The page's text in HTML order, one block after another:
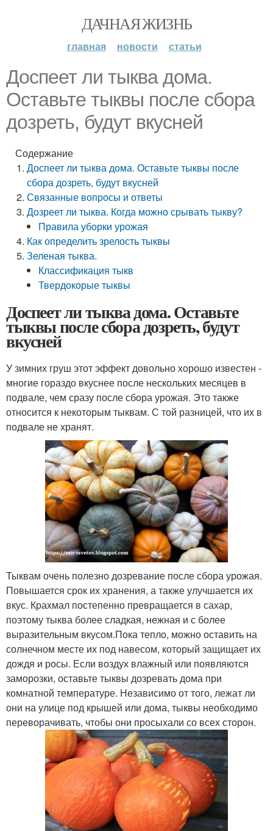
ДАЧНАЯ ЖИЗНЬ
главная новости статьи
Доспеет ли тыква дома.
Оставьте тыквы после сбора
дозреть, будут вкусней
Содержание
Доспеет ли тыква дома. Оставьте тыквы после
сбора дозреть, будут вкусней
Связанные вопросы и ответы
Дозреет ли тыква. Когда можно срывать тыкву?
Правила уборки урожая
Как определить зрелость тыквы
Зеленая тыква.
Классификация тыкв
Твердокорые тыквы
Доспеет ли тыква дома. Оставьте
тыквы после сбора дозреть, будут
вкусней
У зимних груш этот эффект довольно хорошо известен -
многие гораздо вкуснее после нескольких месяцев в
подвале, чем сразу после сбора урожая. Это также
относится к некоторым тыквам. С той разницей, что их в
подвале не хранят.
Тыквам очень полезно дозревание после сбора урожая.
Повышается срок их хранения, а также улучшается их
вкус. Крахмал постепенно превращается в сахар,
поэтому тыква более сладкая, нежная и с более
выразительным вкусом.Пока тепло, можно оставить на
солнечном месте их под навесом, который защищает их
дождя и росы. Если воздух влажный или появляются
заморозки, оставьте тыквы дозревать дома при
комнатной температуре. Независимо от того, лежат ли
они на улице под крышей или дома, тыквы необходимо
переворачивать, чтобы они просыхали со всех сторон.